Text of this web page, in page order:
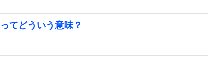
てどういう意味？